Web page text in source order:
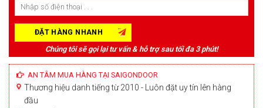
Chúng tôi sẽ gọi lại tư vấn & hỗ trợ sau tối đa 3 phút!
AN TÂM MUA HÀNG TẠI SAIGONDOOR
Thương hiệu danh tiếng từ 2010 - Luôn đặt uy tín lên hàng
đầu